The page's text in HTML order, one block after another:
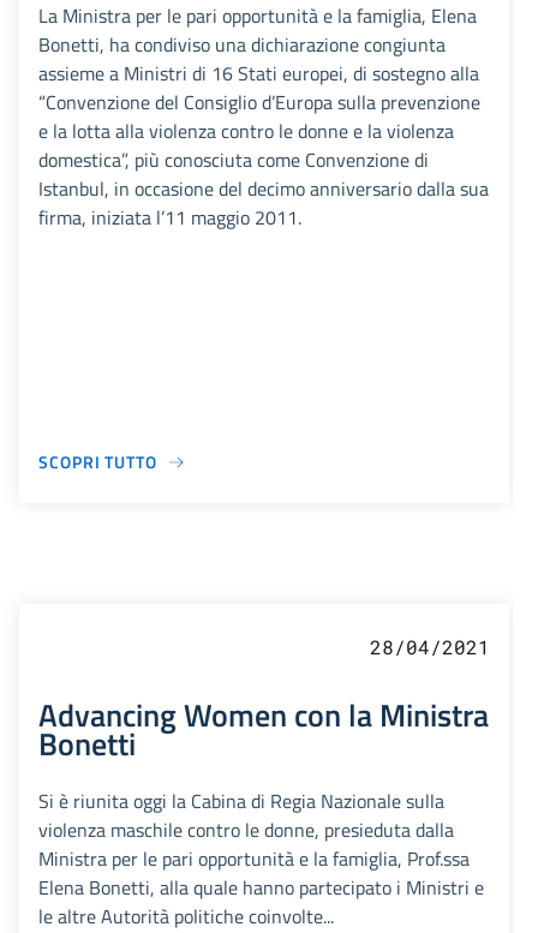
La Ministra per le pari opportunità e la famiglia, Elena
Bonetti, ha condiviso una dichiarazione congiunta
assieme a Ministri di 16 Stati europei, di sostegno alla
“Convenzione del Consiglio d’Europa sulla prevenzione
e la lotta alla violenza contro le donne e la violenza
domestica”, più conosciuta come Convenzione di
Istanbul, in occasione del decimo anniversario dalla sua
firma, iniziata l’11 maggio 2011.
SCOPRI TUTTO
28/04/2021
Advancing Women con la Ministra
Bonetti
Si è riunita oggi la Cabina di Regia Nazionale sulla
violenza maschile contro le donne, presieduta dalla
Ministra per le pari opportunità e la famiglia, Prof.ssa
Elena Bonetti, alla quale hanno partecipato i Ministri e
le altre Autorità politiche coinvolte...